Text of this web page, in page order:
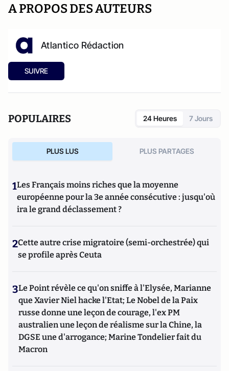
A PROPOS DES AUTEURS
Atlantico Rédaction
SUIVRE
POPULAIRES 24 Heures 7 Jours
PLUS LUS PLUS PARTAGES
1Les Français moins riches que la moyenne
européenne pour la 3e année consécutive : jusqu'où
ira le grand déclassement ?
2Cette autre crise migratoire (semi-orchestrée) qui
se profile après Ceuta
3Le Point révèle ce qu'on sniffe à l'Elysée, Marianne
que Xavier Niel hacke l'Etat; Le Nobel de la Paix
russe donne une leçon de courage, l'ex PM
australien une leçon de réalisme sur la Chine, la
DGSE une d'arrogance; Marine Tondelier fait du
Macron